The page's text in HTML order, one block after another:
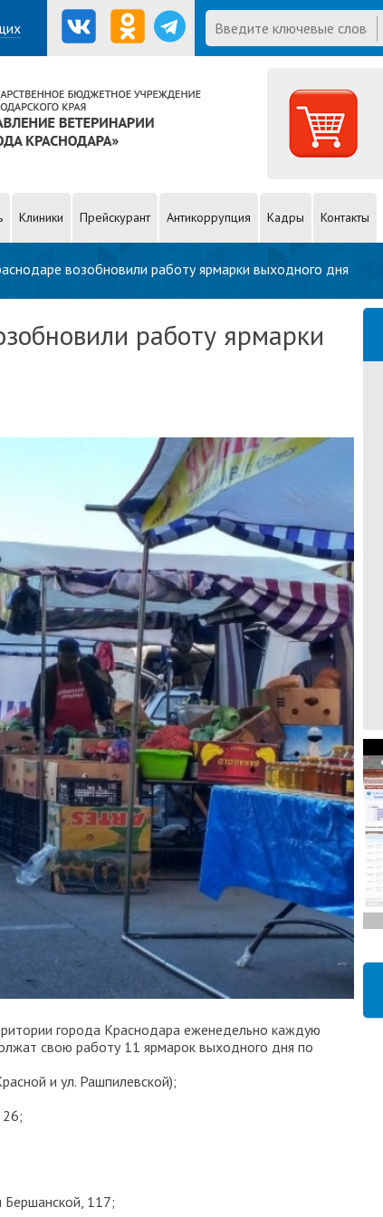
E mail
Введите ключевые слова для
поиска
Клиники Прейскурант Антикоррупция Кадры Контакты
возобновили работу ярмарки выходного дня
работу ярмарки
города Краснодара еженедельно каждую
свою работу 11 ярмарок выходного дня по
и ул. Рашпилевской);
26;
Бершанской, 117;